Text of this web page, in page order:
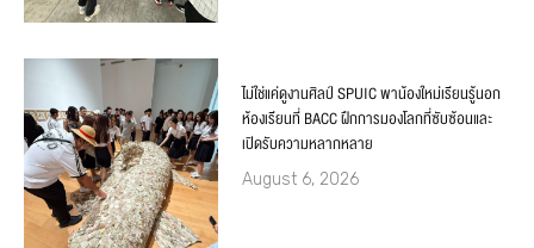
ไม่ใช่แค่ดูงานศิลป์ SPUIC พาน้องใหม่เรียนรู้นอก
ห้องเรียนที่ BACC ฝึกการมองโลกที่ซับซ้อนและ
เปิดรับความหลากหลาย
August 6, 2026